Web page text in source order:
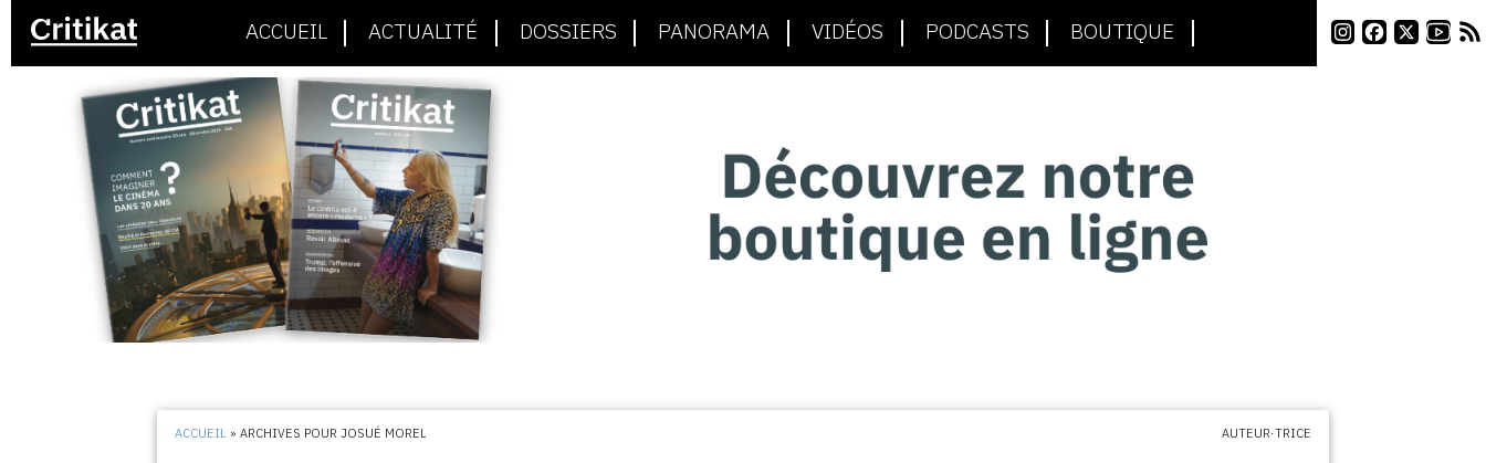
ACCUEIL ACTUALITÉ DOSSIERS PANORAMA VIDÉOS PODCASTS BOUTIQUE
ACCUEIL »ARCHIVES POUR JOSUÉ MOREL AUTEUR·TRICE